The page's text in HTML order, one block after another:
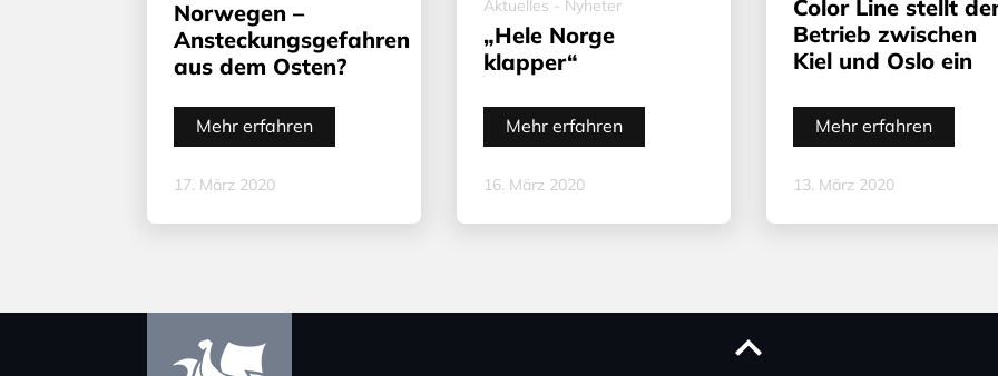
Norwegen –
Ansteckungsgefahren
aus dem Osten?
Mehr erfahren
17. März 2020
Aktuelles - Nyheter
„Hele Norge
klapper“
Mehr erfahren
16. März 2020
Color Line stellt
Betrieb zwischen
Kiel und Oslo ein
Mehr erfahren
13. März 2020